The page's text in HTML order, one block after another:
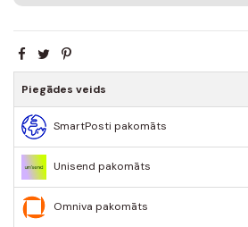
Piegādes veids
SmartPosti pakomāts
Unisend pakomāts
Omniva pakomāts